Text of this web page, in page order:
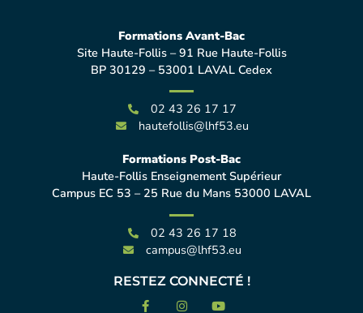
Formations Avant-Bac
Site Haute-Follis – 91 Rue Haute-Follis
BP 30129 – 53001 LAVAL Cedex
02 43 26 17 17
hautefollis@lhf53.eu
Formations Post-Bac
Haute-Follis Enseignement Supérieur
Campus EC 53 – 25 Rue du Mans 53000 LAVAL
02 43 26 17 18
campus@lhf53.eu
RESTEZ CONNECTÉ !